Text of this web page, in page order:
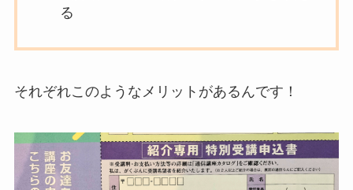
る
それぞれこのようなメリットがあるんです！